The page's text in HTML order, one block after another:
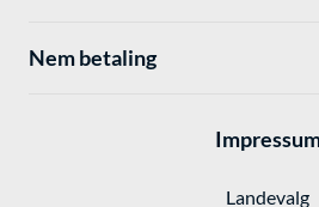
Nem betaling
Landevalg